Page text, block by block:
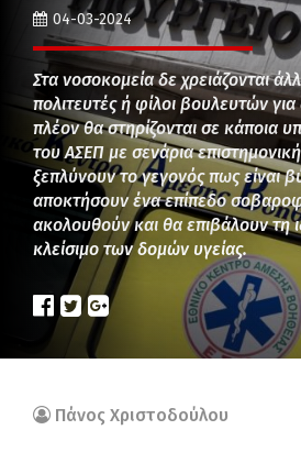
04-03-2024
Στα νοσοκομεία δε χρειάζονται
πολιτευτές ή φίλοι βουλευτών για
πλέον θα στηρίζονται σε κάποια
του ΑΣΕΠ με σενάρια
ξεπλύνουν το γεγονός πως είναι
αποκτήσουν ένα επίπεδο
ακολουθούν και θα επιβάλουν τη
κλείσιμο των δομών υγείας.
Πάνος Χριστοδούλου